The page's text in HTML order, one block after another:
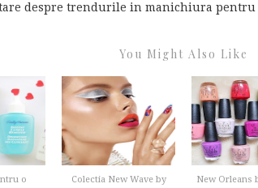
despre trendurile in manichiura pentru
You Might Also Like
o
Colectia New Wave by
New Orleans